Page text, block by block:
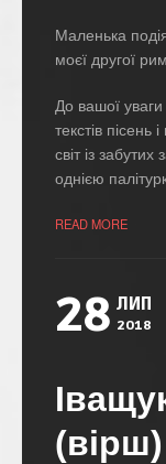
Маленька
моєї другої
До вашої
текстів
світ із
однією
READ MORE
28 ЛИП
2018
(вірш)